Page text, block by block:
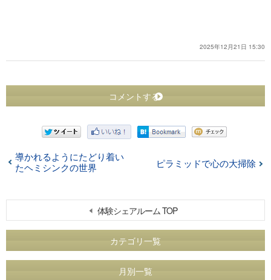
体験シェアルーム TOP
カテゴリ一覧
月別一覧
2025年12月21日 15:30
コメントする
導かれるようにたどり着い
たヘミシンクの世界
ピラミッドで心の大掃除